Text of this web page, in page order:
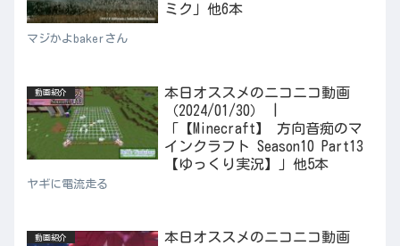
ミク」他6本
マジかよbakerさん
動画紹介
本日オススメのニコニコ動画
（2024/01/30） |
「【Minecraft】 方向音痴のマ
インクラフト Season10 Part13
【ゆっくり実況】」他5本
ヤギに電流走る
動画紹介
本日オススメのニコニコ動画